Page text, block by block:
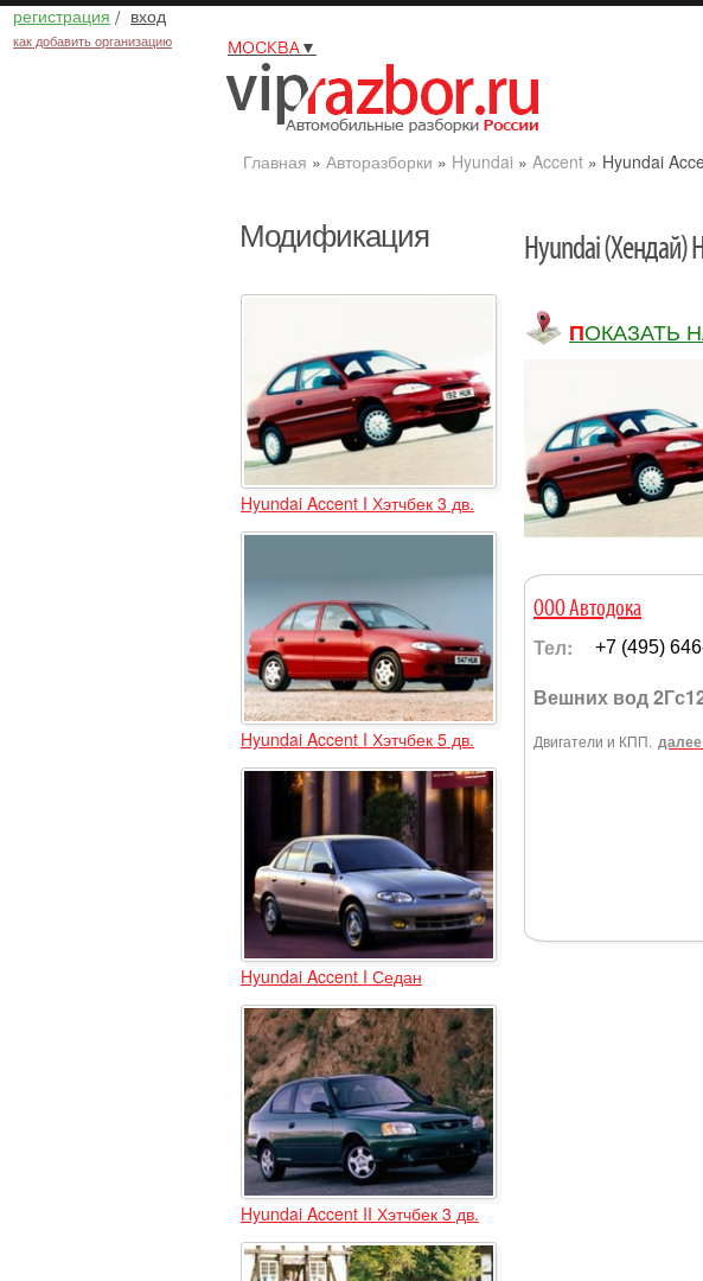
регистрация / вход
как добавить организацию МОСКВА▼
Главная » Авторазборки » Hyundai» Accent» Hyundai
Модификация
Hyundai Accent I Хэтчбек 3 дв.
Hyundai Accent I Хэтчбек 5 дв.
Hyundai Accent I Седан
Hyundai Accent II Хэтчбек 3 дв.
Hyundai (Хендай)
ПОКАЗАТЬ
ООО Автодока
Тел: +7 (495)
Вешних вод
Двигатели и КПП. далее